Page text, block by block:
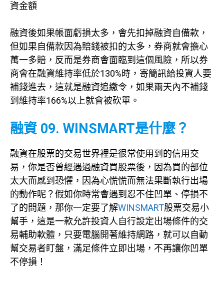
資金額
融資後如果帳面虧損太多，會先扣掉融資自備款，
但如果自備款因為賠錢被扣的太多，券商就會擔心
萬一多賠，反而是券商會面臨到這個風險，所以券
商會在融資維持率低於130%時，寄簡訊給投資人要
補錢進去，這就是融資追繳令，如果兩天內不補錢
到維持率166%以上就會被砍單。
融資 09. WINSMART是什麼？
融資在股票的交易世界裡是很常使用到的信用交
易，你是否曾經遇過融資買股票後，因為買的部位
太大而感到恐懼，因為心慌慌而無法果斷執行出場
的動作呢？假如你時常會遇到忍不住凹單、停損不
了的問題，那你一定要了解WINSMART股票交易小
幫手，這是一款允許投資人自行設定出場條件的交
易輔助軟體，只要電腦開著維持網路，就可以自動
幫交易者盯盤，滿足條件立即出場，不再讓你凹單
不停損！